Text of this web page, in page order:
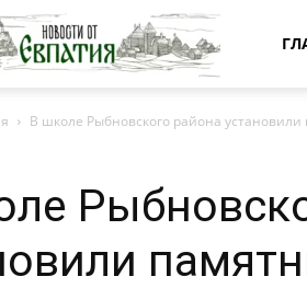
Новости
от
Евпатия
В школе Рыбновского района